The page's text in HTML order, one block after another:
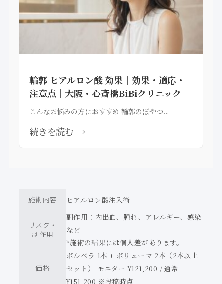
輪郭 ヒアルロン酸 効果｜効果・適応・
注意点｜大阪・心斎橋BiBiクリニック
こんなお悩みの方におすすめ 輪郭のぼやつ...
続きを読む →
施術内容 ヒアルロン酸注入術
リスク・
副作用
副作用：内出血、腫れ、アレルギー、感染
など
*施術の結果には個人差があります。
価格
ボルベラ 1本 + ボリューマ 2本（2本以上
セット） モニター ¥121,200 / 通常
¥151,200 ※投稿時点